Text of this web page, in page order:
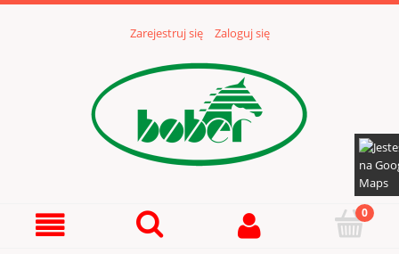
Zarejestruj się Zaloguj się